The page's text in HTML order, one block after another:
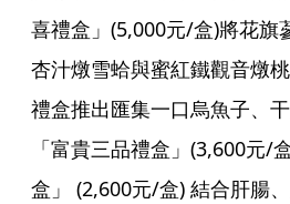
喜禮盒」(5,000元/盒)將花旗
杏汁燉雪蛤與蜜紅鐵觀音燉
禮盒推出匯集一口烏魚子、
「富貴三品禮盒」(3,600元/
盒」 (2,600元/盒) 結合肝腸